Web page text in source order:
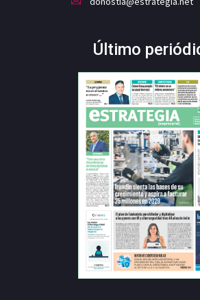
Último